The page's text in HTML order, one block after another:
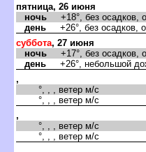
пятница, 26 июня
ночь +18°, без осадков,
день +26°, без осадков,
суббота, 27 июня
ночь +17°, без осадков,
день +26°, небольшой
,
°, , , ветер м/с
°, , , ветер м/с
,
°, , , ветер м/с
°, , , ветер м/с